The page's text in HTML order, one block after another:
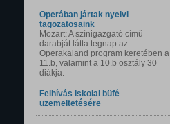
Operában jártak nyelvi
tagozatosaink
Mozart: A színigazgató című
darabját látta tegnap az
Operakaland program keretében a
11.b, valamint a 10.b osztály 30
diákja.
Felhívás iskolai büfé
üzemeltetésére